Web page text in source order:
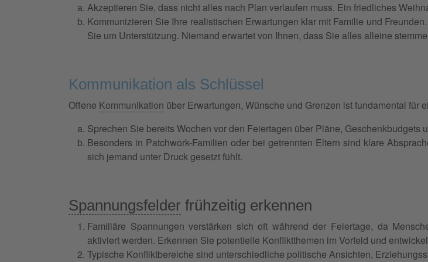
Akzeptieren Sie, dass nicht alles nach Plan verlaufen muss. Ein friedliches
Kommunizieren Sie Ihre realistischen Erwartungen klar mit Familie und
Sie um Unterstützung. Niemand erwartet von Ihnen, dass Sie alles alleine
Kommunikation als Schlüssel
Offene Kommunikation über Erwartungen, Wünsche und Grenzen ist fundamental für
Sprechen Sie bereits Wochen vor den Feiertagen über Pläne, Geschenkbudgets
Besonders in Patchwork-Familien oder bei getrennten Eltern sind klare
sich jemand unter Druck gesetzt fühlt.
Spannungsfelder frühzeitig erkennen
Familiäre Spannungen verstärken sich oft während der Feiertage, da
aktiviert werden. Erkennen Sie potentielle Konfliktthemen im Vorfeld und
Typische Konfliktbereiche sind unterschiedliche politische Ansichten,